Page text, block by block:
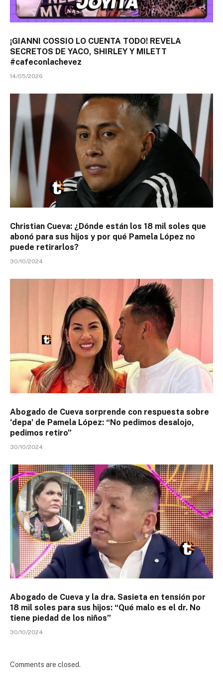
¡GIANNI COSSIO LO CUENTA TODO! REVELA
SECRETOS DE YACO, SHIRLEY Y MILETT
#cafeconlachevez
14/05/2026
Christian Cueva: ¿Dónde están los 18 mil soles que
abonó para sus hijos y por qué Pamela López no
puede retirarlos?
30/10/2024
Abogado de Cueva sorprende con respuesta sobre
‘depa’ de Pamela López: “No pedimos desalojo,
pedimos retiro”
30/10/2024
Abogado de Cueva y la dra. Sasieta en tensión por
18 mil soles para sus hijos: “Qué malo es el dr. No
tiene piedad de los niños”
30/10/2024
Comments are closed.